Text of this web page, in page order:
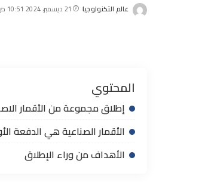
Posted
عالم التكنولوجيا 21 ديسمبر، 2024 10:51 ص
المحتوي
إطلاق مجموعة من الأقمار
الأقمار الصناعية هي الدفعة
الأهداف من وراء الإطلاق